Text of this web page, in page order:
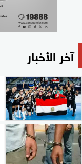
آخر الأخبار